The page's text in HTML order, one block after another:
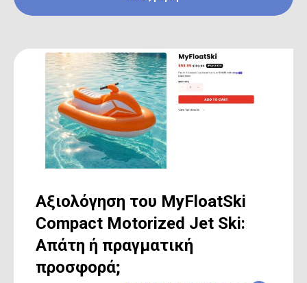
Αξιολόγηση του MyFloatSki
Compact Motorized Jet Ski:
Απάτη ή πραγματική
προσφορά;